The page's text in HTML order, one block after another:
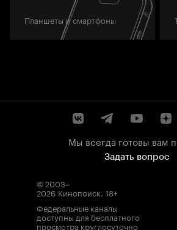
Планшеты и смартфоны
Мы всегда готовы вам
Задать вопрос
© 2003–
2026 Кинопоиск. 18+
Федеральные каналы
доступны для бесплатного
просмотра круглосуточно